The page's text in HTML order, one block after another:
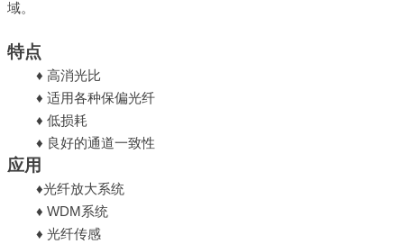
域。
特点
♦ 高消光比
♦ 适用各种保偏光纤
♦ 低损耗
♦ 良好的通道一致性
应用
♦光纤放大系统
♦ WDM 系统
♦ 光纤传感